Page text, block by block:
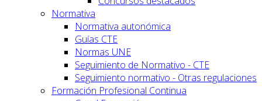
Normativa
Normativa autonómica
Guías CTE
Normas UNE
Seguimiento de Normativo - CTE
Seguimiento normativo - Otras regulaciones
Formación Profesional Continua